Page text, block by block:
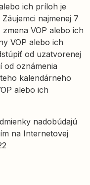
ich príloh je
najmenej 7
VOP alebo ich
VOP alebo ich
od uzatvorenej
od oznámenia
kalendárneho
alebo ich
nadobúdajú
na Internetovej